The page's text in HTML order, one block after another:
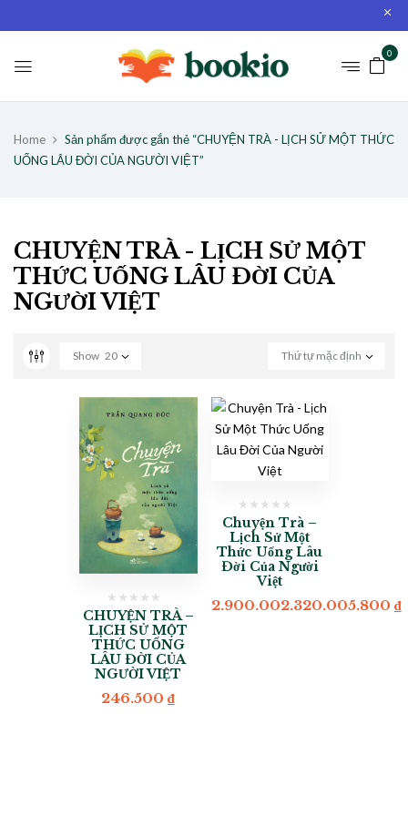
0
Home
Sản phẩm được gắn thẻ “CHUYỆN TRÀ - LỊCH SỬ MỘT THỨC
UỐNG LÂU ĐỜI CỦA NGƯỜI VIỆT”
CHUYỆN TRÀ - LỊCH SỬ MỘT
THỨC UỐNG LÂU ĐỜI CỦA
NGƯỜI VIỆT
Thứ tự mặc định
Show 20
CHUYỆN TRÀ –
LỊCH SỬ MỘT
THỨC UỐNG
LÂU ĐỜI CỦA
NGƯỜI VIỆT
246.500₫
Chuyện Trà –
Lịch Sử Một
Thức Uống Lâu
Đời Của Người
Việt
2.900.002.320.005.800 ₫